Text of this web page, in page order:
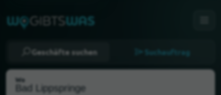
Geschäfte suchen Suchauftrag
Wo